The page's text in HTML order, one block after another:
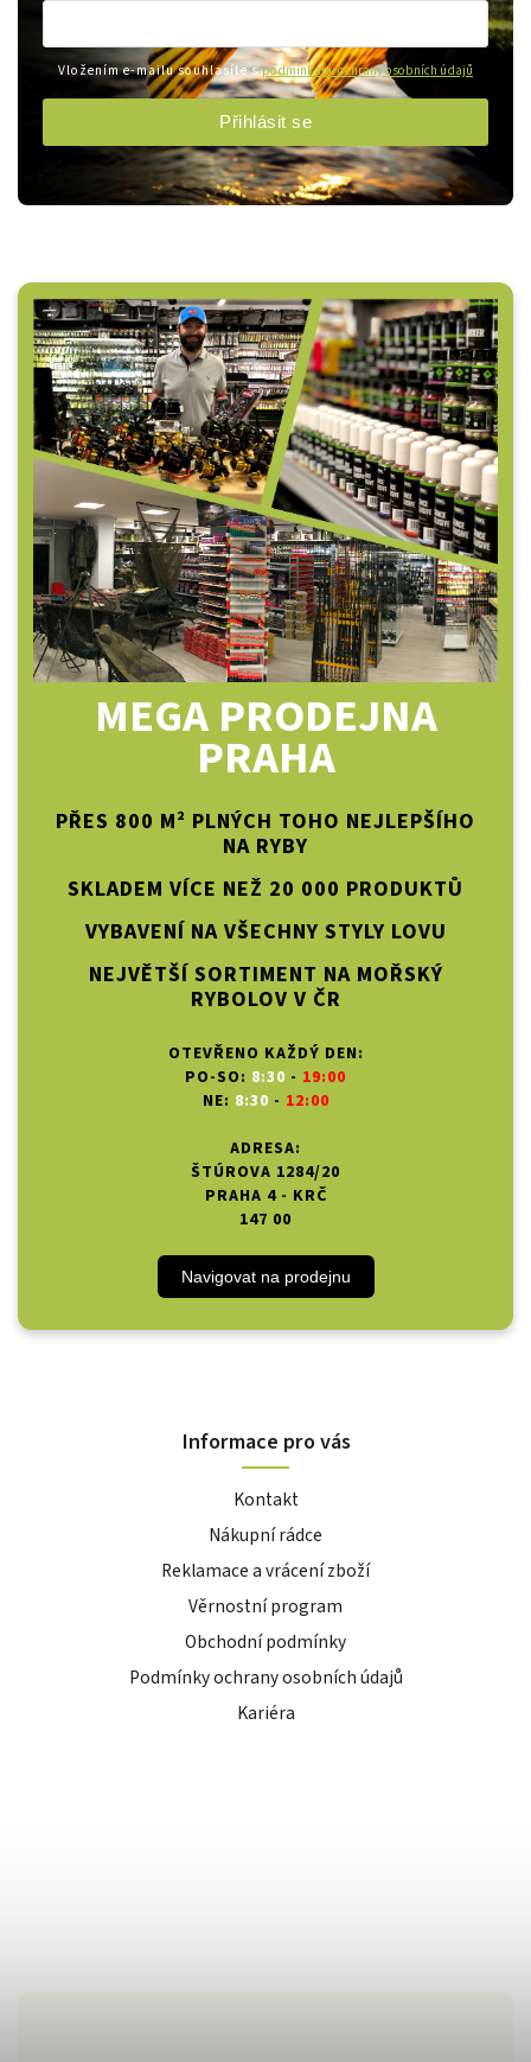
MEGA PRODEJNA
PRAHA
PŘES 800 M² PLNÝCH TOHO NEJLEPŠÍHO
NA RYBY
SKLADEM VÍCE NEŽ 20 000 PRODUKTŮ
VYBAVENÍ NA VŠECHNY STYLY LOVU
NEJVĚTŠÍ SORTIMENT NA MOŘSKÝ
RYBOLOV V ČR
OTEVŘENO KAŽDÝ DEN:
PO-SO: 8:30 - 19:00
NE: 8:30 - 12:00
ADRESA:
ŠTÚROVA 1284/20
PRAHA 4 - KRČ
147 00
Navigovat na prodejnu
Vložením e-mailu souhlasíte spodmínkami ochrany osobních údajů
Přihlásit se
Informace pro vás
Kontakt
Nákupní rádce
Reklamace a vrácení zboží
Věrnostní program
Obchodní podmínky
Podmínky ochrany osobních údajů
Kariéra